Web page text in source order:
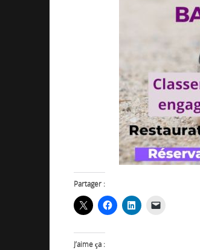
Partager :
J’aime ça :